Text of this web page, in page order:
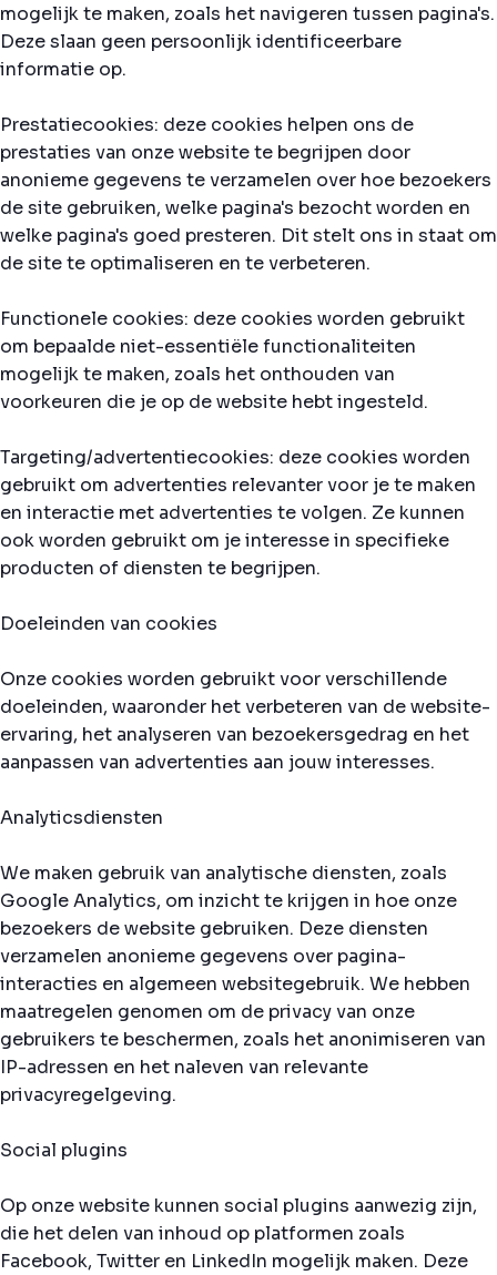
mogelijk te maken, zoals het navigeren tussen pagina's.
Deze slaan geen persoonlijk identificeerbare
informatie op.
Prestatiecookies: deze cookies helpen ons de
prestaties van onze website te begrijpen door
anonieme gegevens te verzamelen over hoe bezoekers
de site gebruiken, welke pagina's bezocht worden en
welke pagina's goed presteren. Dit stelt ons in staat om
de site te optimaliseren en te verbeteren.
Functionele cookies: deze cookies worden gebruikt
om bepaalde niet-essentiële functionaliteiten
mogelijk te maken, zoals het onthouden van
voorkeuren die je op de website hebt ingesteld.
Targeting/advertentiecookies: deze cookies worden
gebruikt om advertenties relevanter voor je te maken
en interactie met advertenties te volgen. Ze kunnen
ook worden gebruikt om je interesse in specifieke
producten of diensten te begrijpen.
Doeleinden van cookies
Onze cookies worden gebruikt voor verschillende
doeleinden, waaronder het verbeteren van de website-
ervaring, het analyseren van bezoekersgedrag en het
aanpassen van advertenties aan jouw interesses.
Analyticsdiensten
We maken gebruik van analytische diensten, zoals
Google Analytics, om inzicht te krijgen in hoe onze
bezoekers de website gebruiken. Deze diensten
verzamelen anonieme gegevens over pagina-
interacties en algemeen websitegebruik. We hebben
maatregelen genomen om de privacy van onze
gebruikers te beschermen, zoals het anonimiseren van
IP-adressen en het naleven van relevante
privacyregelgeving.
Social plugins
Op onze website kunnen social plugins aanwezig zijn,
die het delen van inhoud op platformen zoals
Facebook, Twitter en LinkedIn mogelijk maken. Deze